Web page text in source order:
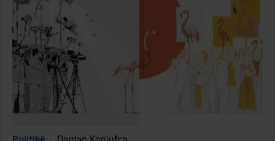
Politikë Dardan Konjufca